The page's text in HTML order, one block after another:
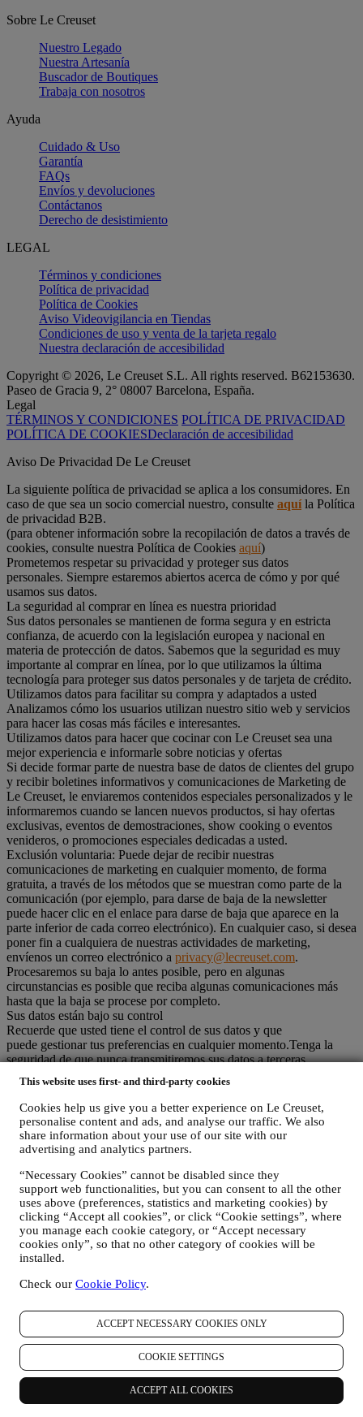
This website uses first- and third-party cookies
Cookies help us give you a better experience on Le Creuset,
personalise content and ads, and analyse our traffic. We also
share information about your use of our site with our
advertising and analytics partners.
“Necessary Cookies” cannot be disabled since they
support web functionalities, but you can consent to all the other
uses above (preferences, statistics and marketing cookies) by
clicking “Accept all cookies”, or click “Cookie settings”, where
you manage each cookie category, or “Accept necessary
cookies only”, so that no other category of cookies will be
installed.
Check our Cookie Policy.
ACCEPT NECESSARY COOKIES ONLY
COOKIE SETTINGS
ACCEPT ALL COOKIES
Sobre Le Creuset
Nuestro Legado
Nuestra Artesanía
Buscador de Boutiques
Trabaja con nosotros
Ayuda
Cuidado & Uso
Garantía
FAQs
Envíos y devoluciones
Contáctanos
Derecho de desistimiento
LEGAL
Términos y condiciones
Política de privacidad
Política de Cookies
Aviso Videovigilancia en Tiendas
Condiciones de uso y venta de la tarjeta regalo
Nuestra declaración de accesibilidad
Copyright © 2026, Le Creuset S.L. All rights reserved. B62153630.
Paseo de Gracia 9, 2° 08007 Barcelona, España.
Legal
TÉRMINOS Y CONDICIONES POLÍTICA DE PRIVACIDAD
POLÍTICA DE COOKIESDeclaración de accesibilidad
Aviso De Privacidad De Le Creuset
La siguiente política de privacidad se aplica a los consumidores. En
caso de que sea un socio comercial nuestro, consulte aquíla Política
de privacidad B2B.
(para obtener información sobre la recopilación de datos a través de
cookies, consulte nuestra Política de Cookies aquí)
Prometemos respetar su privacidad y proteger sus datos
personales. Siempre estaremos abiertos acerca de cómo y por qué
usamos sus datos.
La seguridad al comprar en línea es nuestra prioridad
Sus datos personales se mantienen de forma segura y en estricta
confianza, de acuerdo con la legislación europea y nacional en
materia de protección de datos. Sabemos que la seguridad es muy
importante al comprar en línea, por lo que utilizamos la última
tecnología para proteger sus datos personales y de tarjeta de crédito.
Utilizamos datos para facilitar su compra y adaptados a usted
Analizamos cómo los usuarios utilizan nuestro sitio web y servicios
para hacer las cosas más fáciles e interesantes.
Utilizamos datos para hacer que cocinar con Le Creuset sea una
mejor experiencia e informarle sobre noticias y ofertas
Si decide formar parte de nuestra base de datos de clientes del grupo
y recibir boletines informativos y comunicaciones de Marketing de
Le Creuset, le enviaremos contenidos especiales personalizados y le
informaremos cuando se lancen nuevos productos, si hay ofertas
exclusivas, eventos de demostraciones, show cooking o eventos
venideros, o promociones especiales dedicadas a usted.
Exclusión voluntaria: Puede dejar de recibir nuestras
comunicaciones de marketing en cualquier momento, de forma
gratuita, a través de los métodos que se muestran como parte de la
comunicación (por ejemplo, para darse de baja de la newsletter
puede hacer clic en el enlace para darse de baja que aparece en la
parte inferior de cada correo electrónico). En cualquier caso, si desea
poner fin a cualquiera de nuestras actividades de marketing,
envíenos un correo electrónico a privacy@lecreuset.com.
Procesaremos su baja lo antes posible, pero en algunas
circunstancias es posible que reciba algunas comunicaciones más
hasta que la baja se procese por completo.
Sus datos están bajo su control
Recuerde que usted tiene el control de sus datos y que
puede gestionar tus preferencias en cualquier momento.Tenga la
seguridad de que nunca transmitiremos sus datos a terceras
Para cualquier información o para ejercer sus derechos de
privacidad, puede enviarnos un correo electrónico a
privacy@lecreuset.compara comunicarnos su problema y le
responderemos a la mayor brevedad.
Le Creuset se compromete a proteger sus datos personales y su
privacidad, y este aviso explica cómo recopilamos y procesamos sus
datos personales de acuerdo con la legislación de la UE en materia
de protección de datos (incluida la Normativa General de Protección
de Datos de la UE 2016/679) y la ley de protección de datos
aplicable en su país, territorio o ubicación (las "Leyes de protección
de datos").
1. ¿CUÁNDO Y QUE TIPO DE INFORMACIÓN RECOPILAMOS DE
"Datos personales" se refiere a cualquier información relacionada
con usted y que nos permita identificarlo, ya sea directamente o en
combinación con otra información.
Niños: Este sitio web no está destinado a niños y no recopilamos a
sabiendas datos relacionados con niños.
Podemos recopilar datos personales de usted cuando utiliza nuestro
sitio web (el "Sitio web"), registrar una cuenta de Le Creuset,